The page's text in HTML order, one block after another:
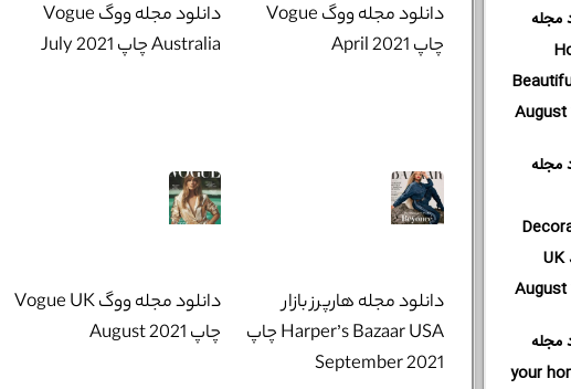
مجله
August
مجله
UK
August
مجله
your
دانلود مجله ووگ Vogue
چاپ April 2021
دانلود مجله ووگ Vogue
Australia چاپ July 2021
دانلود مجله هارپرز بازار
Harper’s Bazaar USA چاپ
September 2021
دانلود مجله ووگ Vogue UK
چاپ August 2021